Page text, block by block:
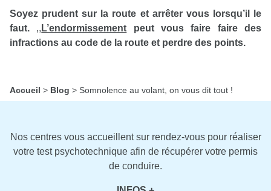
Soyez prudent sur la route et arrêter vous lorsqu’il le
faut. ,, L’endormissement peut vous faire faire des
infractions au code de la route et perdre des points.
Accueil > Blog > Somnolence au volant, on vous dit tout !
Nos centres vous accueillent sur rendez-vous pour réaliser
votre test psychotechnique afin de récupérer votre permis
de conduire.